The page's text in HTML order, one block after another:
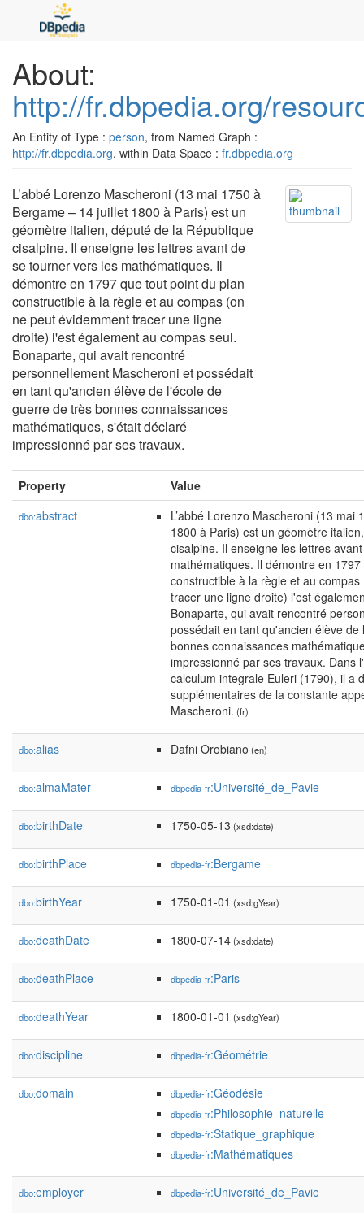
About:
http://fr.dbpedia.org/
An Entity of Type : person, from Named Graph :
http://fr.dbpedia.org, within Data Space : fr.dbpedia.org
L’abbé Lorenzo Mascheroni (13 mai 1750 à
Bergame – 14 juillet 1800 à Paris) est un
géomètre italien, député de la République
cisalpine. Il enseigne les lettres avant de
se tourner vers les mathématiques. Il
démontre en 1797 que tout point du plan
constructible à la règle et au compas (on
ne peut évidemment tracer une ligne
droite) l'est également au compas seul.
Bonaparte, qui avait rencontré
personnellement Mascheroni et possédait
en tant qu'ancien élève de l'école de
guerre de très bonnes connaissances
mathématiques, s'était déclaré
impressionné par ses travaux.
Property Value
dbo:abstract
L’abbé Lorenzo Mascheroni (13 mai
1800 à Paris) est un géomètre
cisalpine. Il enseigne les lettres
mathématiques. Il démontre en
constructible à la règle et au
tracer une ligne droite) l'est
Bonaparte, qui avait rencontré
possédait en tant qu'ancien élève
bonnes connaissances
impressionné par ses travaux. Dans
calculum integrale Euleri (1790), il a
supplémentaires de la constante
Mascheroni. (fr)
dbo:alias Dafni Orobiano (en)
dbo:almaMater dbpedia-fr:Université_de_Pavie
dbo:birthDate 1750-05-13 (xsd:date)
dbo:birthPlace dbpedia-fr:Bergame
dbo:birthYear 1750-01-01 (xsd:gYear)
dbo:deathDate 1800-07-14(xsd:date)
dbo:deathPlace dbpedia-fr:Paris
dbo:deathYear 1800-01-01 (xsd:gYear)
dbo:discipline dbpedia-fr:Géométrie
dbo:domain dbpedia-fr:Géodésie
dbpedia-fr:Philosophie_naturelle
dbpedia-fr:Statique_graphique
dbpedia-fr:Mathématiques
dbo:employer dbpedia-fr:Université_de_Pavie